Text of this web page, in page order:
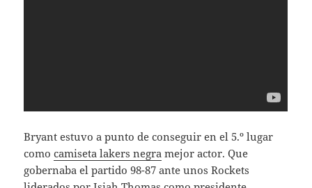
Bryant estuvo a punto de conseguir en el 5.º lugar
comocamiseta lakers negra mejor actor. Que
gobernaba el partido 98-87 ante unos Rockets